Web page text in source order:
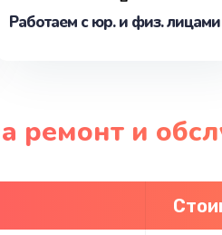
Работаем с юр. и физ. лицами
ремонт и